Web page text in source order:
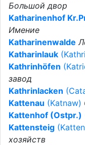
Большой двор
Katharinenhof
Имение
Katharinenwalde
Katharinlauk
Kathrinhöfen
завод
Kathrinlacken
Kattenau (Katnaw)
Kattenhof (Ostpr.)
Kattensteig
хозяйств